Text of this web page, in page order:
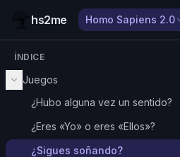
hs2me Homo Sapiens 2.0
ÍNDICE
Juegos
¿Hubo alguna vez un sentido?
¿Eres «Yo» o eres «Ellos»?
¿Sigues soñando?